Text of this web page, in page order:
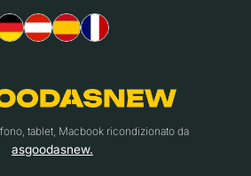
tablet, Macbook ricondizionato da
asgoodasnew.